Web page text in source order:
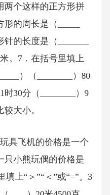
两个这样的正方形拼
的周长是（_____
的长度是（_______
米。7．在括号里填上
）（________）80
时30分（________）9
大小。
具飞机的价格是一个
只小熊玩偶的价格是
填上“＞”“＜”或“=”。3